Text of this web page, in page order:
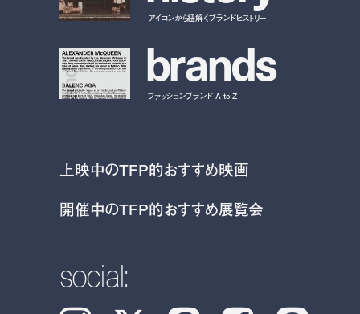
アイコンから紐解くブランドヒストリー
brands
ファッションブランド A to Z
上映中のTFP的おすすめ映画
開催中のTFP的おすすめ展覧会
social: